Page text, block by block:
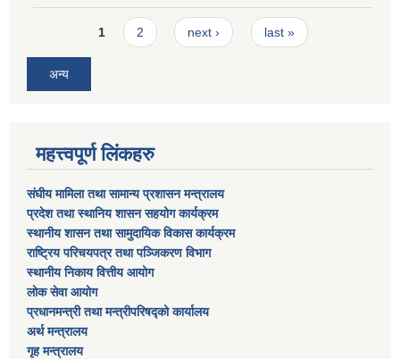
Pages1 2 next › last »
अन्य
महत्त्वपूर्ण लिंकहरु
संघीय मामिला तथा सामान्य प्रशासन मन्त्रालय
प्रदेश तथा स्थानिय शासन सहयोग कार्यक्रम
स्थानीय शासन तथा सामुदायिक विकास कार्यक्रम
राष्ट्रिय परिचयपत्र तथा पञ्जिकरण विभाग
स्थानीय निकाय वित्तीय आयोग
लोक सेवा आयोग
प्रधानमन्त्री तथा मन्त्रीपरिषद्को कार्यालय
अर्थ मन्त्रालय
गृह मन्त्रालय